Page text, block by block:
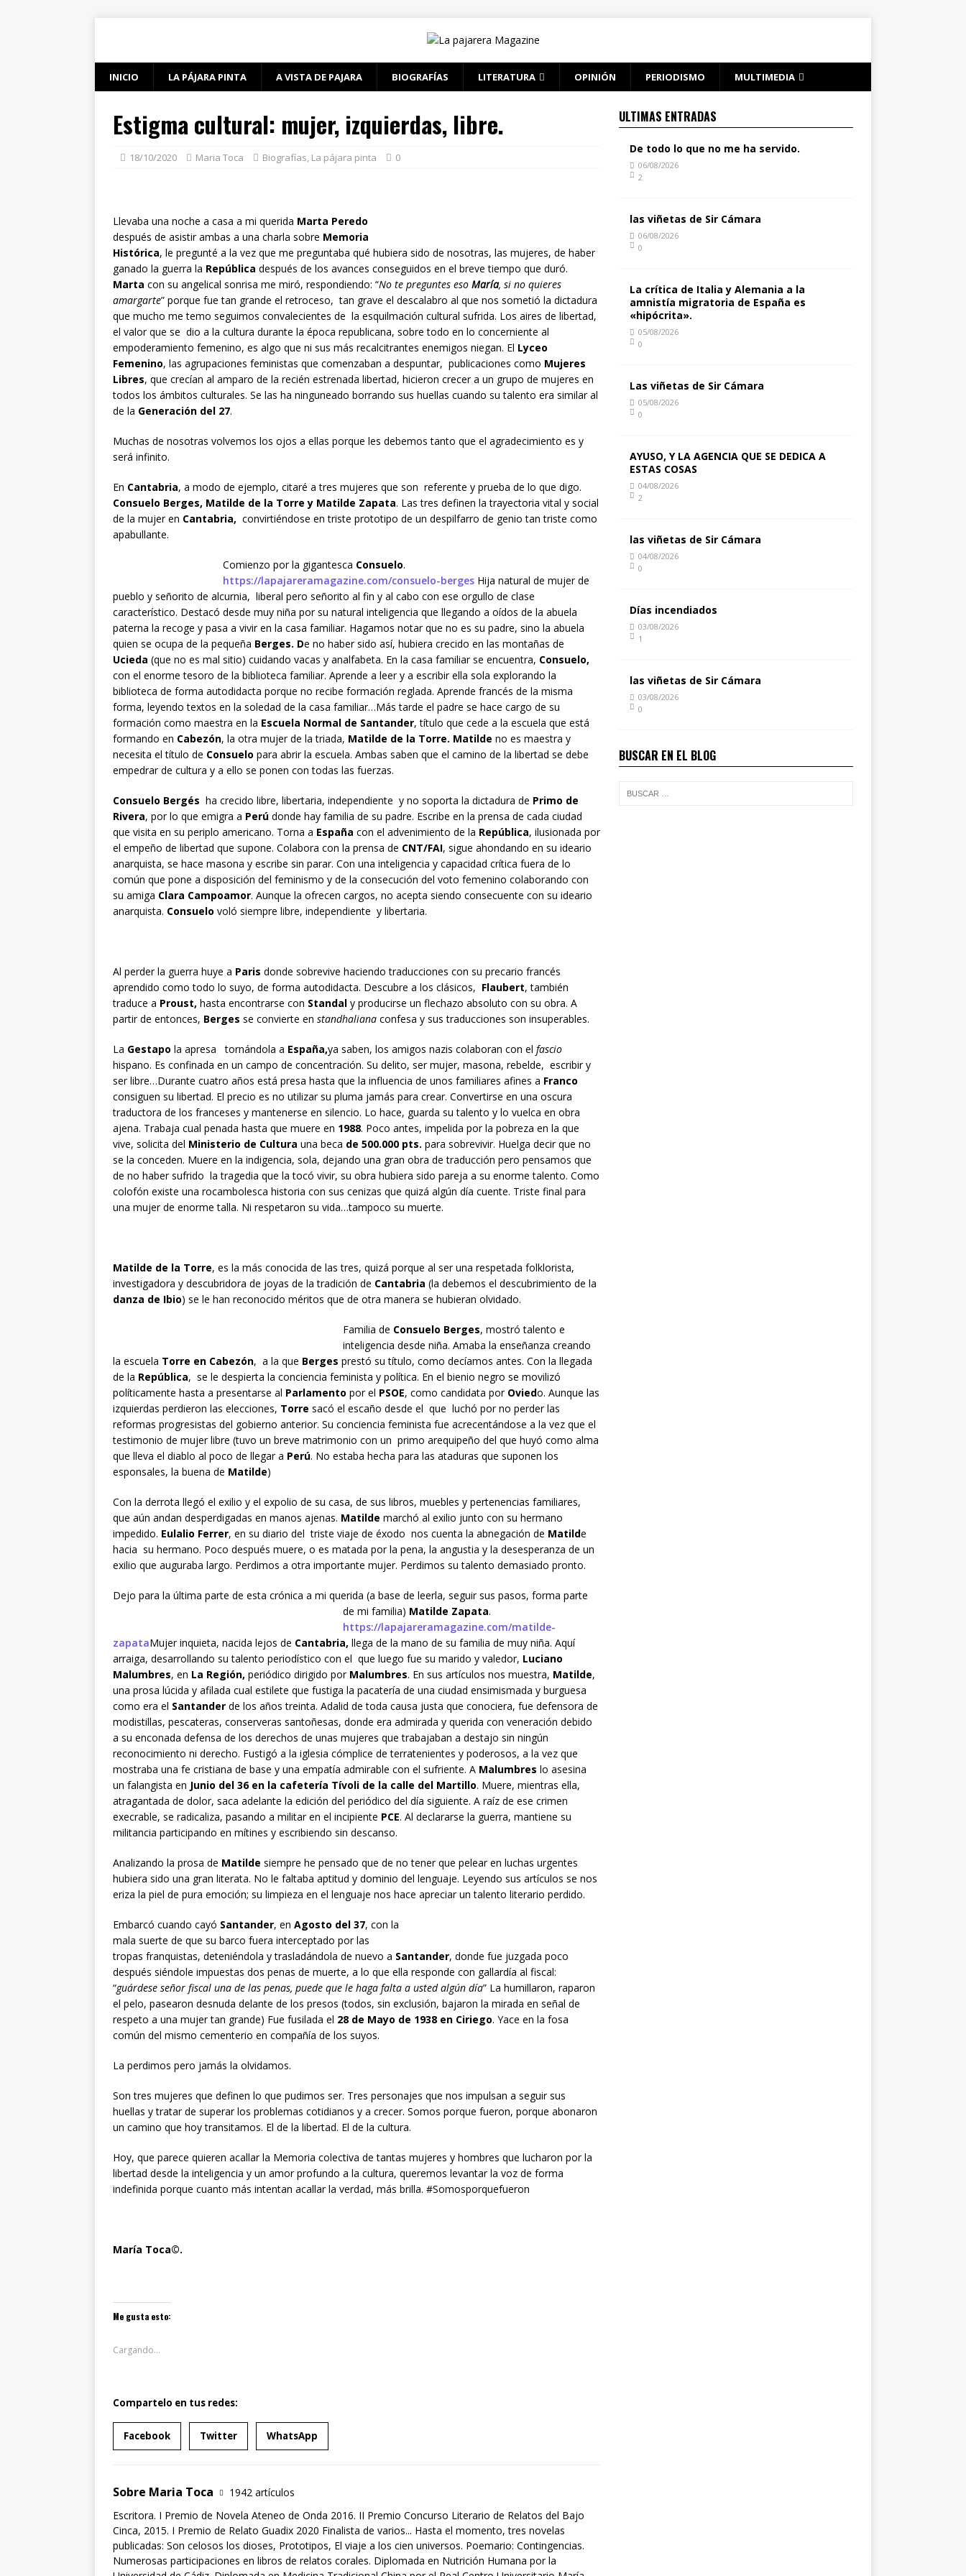
INICIO LA PÁJARA PINTA A VISTA DE PAJARA BIOGRAFÍAS LITERATURA OPINIÓN PERIODISMO MULTIMEDIA
Estigma cultural: mujer, izquierdas, libre.
18/10/2020 Maria Toca Biografías, La pájara pinta 0
Llevaba una noche a casa a mi querida Marta Peredo
después de asistir ambas a una charla sobre Memoria
Histórica, le pregunté a la vez que me preguntaba qué hubiera sido de nosotras, las mujeres, de haber
ganado la guerra la República después de los avances conseguidos en el breve tiempo que duró.
Marta con su angelical sonrisa me miró, respondiendo: “No te preguntes eso María, si no quieres
amargarte” porque fue tan grande el retroceso, tan grave el descalabro al que nos sometió la dictadura
que mucho me temo seguimos convalecientes de la esquilmación cultural sufrida. Los aires de libertad,
el valor que se dio a la cultura durante la época republicana, sobre todo en lo concerniente al
empoderamiento femenino, es algo que ni sus más recalcitrantes enemigos niegan. El Lyceo
Femenino, las agrupaciones feministas que comenzaban a despuntar, publicaciones como Mujeres
Libres, que crecían al amparo de la recién estrenada libertad, hicieron crecer a un grupo de mujeres en
todos los ámbitos culturales. Se las ha ninguneado borrando sus huellas cuando su talento era similar al
de la Generación del 27.
Muchas de nosotras volvemos los ojos a ellas porque les debemos tanto que el agradecimiento es y
será infinito.
En Cantabria, a modo de ejemplo, citaré a tres mujeres que son referente y prueba de lo que digo.
Consuelo Berges, Matilde de la Torre y Matilde Zapata. Las tres definen la trayectoria vital y social
de la mujer en Cantabria, convirtiéndose en triste prototipo de un despilfarro de genio tan triste como
apabullante.
Comienzo por la gigantesca Consuelo.
https://lapajareramagazine.com/consuelo-berges Hija natural de mujer de
pueblo y señorito de alcurnia, liberal pero señorito al fin y al cabo con ese orgullo de clase
característico. Destacó desde muy niña por su natural inteligencia que llegando a oídos de la abuela
paterna la recoge y pasa a vivir en la casa familiar. Hagamos notar que no es su padre, sino la abuela
quien se ocupa de la pequeña Berges. De no haber sido así, hubiera crecido en las montañas de
Ucieda (que no es mal sitio) cuidando vacas y analfabeta. En la casa familiar se encuentra, Consuelo,
con el enorme tesoro de la biblioteca familiar. Aprende a leer y a escribir ella sola explorando la
biblioteca de forma autodidacta porque no recibe formación reglada. Aprende francés de la misma
forma, leyendo textos en la soledad de la casa familiar…Más tarde el padre se hace cargo de su
formación como maestra en la Escuela Normal de Santander, título que cede a la escuela que está
formando en Cabezón, la otra mujer de la triada, Matilde de la Torre. Matilde no es maestra y
necesita el título de Consuelo para abrir la escuela. Ambas saben que el camino de la libertad se debe
empedrar de cultura y a ello se ponen con todas las fuerzas.
Consuelo Bergés ha crecido libre, libertaria, independiente y no soporta la dictadura de Primo de
Rivera, por lo que emigra a Perú donde hay familia de su padre. Escribe en la prensa de cada ciudad
que visita en su periplo americano. Torna a España con el advenimiento de la República, ilusionada por
el empeño de libertad que supone. Colabora con la prensa de CNT/FAI, sigue ahondando en su ideario
anarquista, se hace masona y escribe sin parar. Con una inteligencia y capacidad crítica fuera de lo
común que pone a disposición del feminismo y de la consecución del voto femenino colaborando con
su amiga Clara Campoamor. Aunque la ofrecen cargos, no acepta siendo consecuente con su ideario
anarquista. Consuelo voló siempre libre, independiente y libertaria.
Al perder la guerra huye a Paris donde sobrevive haciendo traducciones con su precario francés
aprendido como todo lo suyo, de forma autodidacta. Descubre a los clásicos, Flaubert, también
traduce a Proust, hasta encontrarse con Standal y producirse un flechazo absoluto con su obra. A
partir de entonces, Berges se convierte en standhaliana confesa y sus traducciones son insuperables.
La Gestapo la apresa tornándola a España,ya saben, los amigos nazis colaboran con el fascio
hispano. Es confinada en un campo de concentración. Su delito, ser mujer, masona, rebelde, escribir y
ser libre…Durante cuatro años está presa hasta que la influencia de unos familiares afines a Franco
consiguen su libertad. El precio es no utilizar su pluma jamás para crear. Convertirse en una oscura
traductora de los franceses y mantenerse en silencio. Lo hace, guarda su talento y lo vuelca en obra
ajena. Trabaja cual penada hasta que muere en 1988. Poco antes, impelida por la pobreza en la que
vive, solicita del Ministerio de Cultura una beca de 500.000 pts. para sobrevivir. Huelga decir que no
se la conceden. Muere en la indigencia, sola, dejando una gran obra de traducción pero pensamos que
de no haber sufrido la tragedia que la tocó vivir, su obra hubiera sido pareja a su enorme talento. Como
colofón existe una rocambolesca historia con sus cenizas que quizá algún día cuente. Triste final para
una mujer de enorme talla. Ni respetaron su vida…tampoco su muerte.
Matilde de la Torre, es la más conocida de las tres, quizá porque al ser una respetada folklorista,
investigadora y descubridora de joyas de la tradición de Cantabria (la debemos el descubrimiento de la
danza de Ibio) se le han reconocido méritos que de otra manera se hubieran olvidado.
Familia de Consuelo Berges, mostró talento e
inteligencia desde niña. Amaba la enseñanza creando
la escuela Torre en Cabezón, a la que Berges prestó su título, como decíamos antes. Con la llegada
de la República, se le despierta la conciencia feminista y política. En el bienio negro se movilizó
políticamente hasta a presentarse al Parlamento por el PSOE, como candidata por Oviedo. Aunque las
izquierdas perdieron las elecciones, Torre sacó el escaño desde el que luchó por no perder las
reformas progresistas del gobierno anterior. Su conciencia feminista fue acrecentándose a la vez que el
testimonio de mujer libre (tuvo un breve matrimonio con un primo arequipeño del que huyó como alma
que lleva el diablo al poco de llegar a Perú. No estaba hecha para las ataduras que suponen los
esponsales, la buena de Matilde)
Con la derrota llegó el exilio y el expolio de su casa, de sus libros, muebles y pertenencias familiares,
que aún andan desperdigadas en manos ajenas. Matilde marchó al exilio junto con su hermano
impedido. Eulalio Ferrer, en su diario del triste viaje de éxodo nos cuenta la abnegación de Matilde
hacia su hermano. Poco después muere, o es matada por la pena, la angustia y la desesperanza de un
exilio que auguraba largo. Perdimos a otra importante mujer. Perdimos su talento demasiado pronto.
Dejo para la última parte de esta crónica a mi querida (a base de leerla, seguir sus pasos, forma parte
de mi familia) Matilde Zapata.
https://lapajareramagazine.com/matilde-
zapataMujer inquieta, nacida lejos de Cantabria, llega de la mano de su familia de muy niña. Aquí
arraiga, desarrollando su talento periodístico con el que luego fue su marido y valedor, Luciano
Malumbres, en La Región, periódico dirigido por Malumbres. En sus artículos nos muestra, Matilde,
una prosa lúcida y afilada cual estilete que fustiga la pacatería de una ciudad ensimismada y burguesa
como era el Santander de los años treinta. Adalid de toda causa justa que conociera, fue defensora de
modistillas, pescateras, conserveras santoñesas, donde era admirada y querida con veneración debido
a su enconada defensa de los derechos de unas mujeres que trabajaban a destajo sin ningún
reconocimiento ni derecho. Fustigó a la iglesia cómplice de terratenientes y poderosos, a la vez que
mostraba una fe cristiana de base y una empatía admirable con el sufriente. A Malumbres lo asesina
un falangista en Junio del 36 en la cafetería Tívoli de la calle del Martillo. Muere, mientras ella,
atragantada de dolor, saca adelante la edición del periódico del día siguiente. A raíz de ese crimen
execrable, se radicaliza, pasando a militar en el incipiente PCE. Al declararse la guerra, mantiene su
militancia participando en mítines y escribiendo sin descanso.
Analizando la prosa de Matilde siempre he pensado que de no tener que pelear en luchas urgentes
hubiera sido una gran literata. No le faltaba aptitud y dominio del lenguaje. Leyendo sus artículos se nos
eriza la piel de pura emoción; su limpieza en el lenguaje nos hace apreciar un talento literario perdido.
Embarcó cuando cayó Santander, en Agosto del 37, con la
mala suerte de que su barco fuera interceptado por las
tropas franquistas, deteniéndola y trasladándola de nuevo a Santander, donde fue juzgada poco
después siéndole impuestas dos penas de muerte, a lo que ella responde con gallardía al fiscal:
“guárdese señor fiscal una de las penas, puede que le haga falta a usted algún día” La humillaron, raparon
el pelo, pasearon desnuda delante de los presos (todos, sin exclusión, bajaron la mirada en señal de
respeto a una mujer tan grande) Fue fusilada el 28 de Mayo de 1938 en Ciriego. Yace en la fosa
común del mismo cementerio en compañía de los suyos.
La perdimos pero jamás la olvidamos.
Son tres mujeres que definen lo que pudimos ser. Tres personajes que nos impulsan a seguir sus
huellas y tratar de superar los problemas cotidianos y a crecer. Somos porque fueron, porque abonaron
un camino que hoy transitamos. El de la libertad. El de la cultura.
Hoy, que parece quieren acallar la Memoria colectiva de tantas mujeres y hombres que lucharon por la
libertad desde la inteligencia y un amor profundo a la cultura, queremos levantar la voz de forma
indefinida porque cuanto más intentan acallar la verdad, más brilla. #Somosporquefueron
María Toca©.
Me gusta esto:
Cargando...
Compartelo en tus redes:
Facebook Twitter WhatsApp
Sobre Maria Toca
1942 artículos
Escritora. I Premio de Novela Ateneo de Onda 2016. II Premio Concurso Literario de Relatos del Bajo
Cinca, 2015. I Premio de Relato Guadix 2020 Finalista de varios... Hasta el momento, tres novelas
publicadas: Son celosos los dioses, Prototipos, El viaje a los cien universos. Poemario: Contingencias.
Numerosas participaciones en libros de relatos corales. Diplomada en Nutrición Humana por la
ULTIMAS ENTRADAS
De todo lo que no me ha servido.
06/08/2026
2
las viñetas de Sir Cámara
06/08/2026
0
La crítica de Italia y Alemania a la
amnistía migratoria de España es
«hipócrita».
05/08/2026
0
Las viñetas de Sir Cámara
05/08/2026
0
AYUSO, Y LA AGENCIA QUE SE DEDICA A
ESTAS COSAS
04/08/2026
2
las viñetas de Sir Cámara
04/08/2026
0
Días incendiados
03/08/2026
1
las viñetas de Sir Cámara
03/08/2026
0
BUSCAR EN EL BLOG